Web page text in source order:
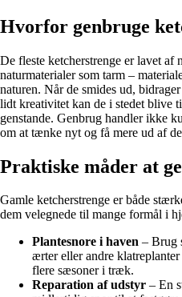
Hvorfor genbruge
De fleste ketcherstrenge er lavet af
naturmaterialer som tarm –
naturen. Når de smides ud,
lidt kreativitet kan de i stedet blive
genstande. Genbrug handler ikke
om at tænke nyt og få mere ud af
Praktiske måder at
Gamle ketcherstrenge er både
dem velegnede til mange formål i
Plantesnore i haven – Brug
ærter eller andre
flere sæsoner i træk.
Reparation af udstyr – En